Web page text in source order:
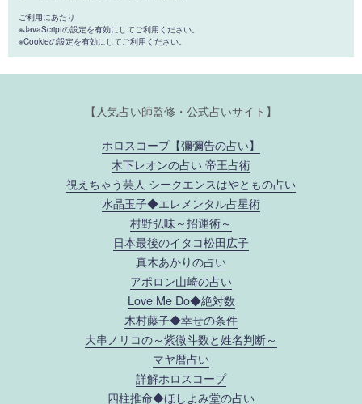
ご利用にあたり
※JavaScriptの設定を有効にしてご利用ください。
※Cookieの設定を有効にしてご利用ください。
【人気占い師監修・公式占いサイト】
ホロスコープ【彌彌告の占い】
木下レオンの占い 帝王占術
視えちゃう芸人 シークエンスはやともの占い
水晶玉子◆エレメンタル占星術
村野弘味～招運術～
日本最後のイタコ松田広子
真木あかりの占い
アポロン山崎の占い
Love Me Do◆絶対数
木村藤子◆幸せの条件
大串ノリコの～紫微斗数と姓名判断～
マヤ暦占い
詳解ホロスコープ
四柱推命◆ほしよみ堂の占い